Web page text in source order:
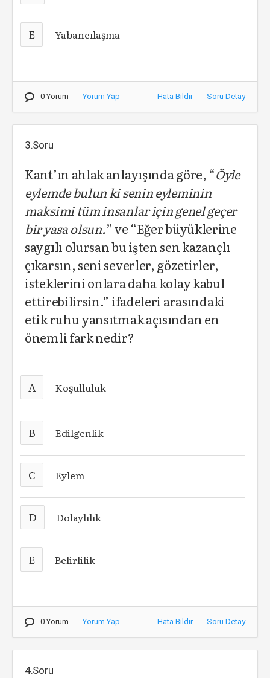
E Yabancılaşma
0 Yorum Yorum Yap Hata Bildir Soru Detay
3.Soru
Kant’ın ahlak anlayışında göre, “Öyle
eylemde bulun ki senin eyleminin
maksimi tüm insanlar için genel geçer
bir yasa olsun.” ve “Eğer büyüklerine
saygılı olursan bu işten sen kazançlı
çıkarsın, seni severler, gözetirler,
isteklerini onlara daha kolay kabul
ettirebilirsin.” ifadeleri arasındaki
etik ruhu yansıtmak açısından en
önemli fark nedir?
A Koşulluluk
B Edilgenlik
C Eylem
D Dolaylılık
E Belirlilik
0 Yorum Yorum Yap Hata Bildir Soru Detay
4.Soru